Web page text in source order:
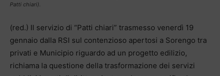
Patti chiari).
(red.) Il servizio di “Patti chiari” trasmesso venerdì 19
gennaio dalla RSI sul contenzioso apertosi a Sorengo tra
privati e Municipio riguardo ad un progetto edilizio,
richiama la questione della trasformazione dei servizi